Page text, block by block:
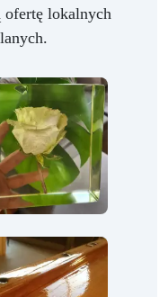
ofertę lokalnych